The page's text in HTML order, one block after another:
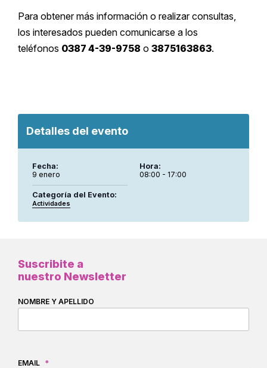
Para obtener más información o realizar consultas,
los interesados pueden comunicarse a los
teléfonos 0387 4-39-9758 o 3875163863.
Detalles del evento
Fecha:
9 enero
Hora:
08:00 - 17:00
Categoría del Evento:
Actividades
Suscribite a
nuestro Newsletter
NOMBRE Y APELLIDO
EMAIL *